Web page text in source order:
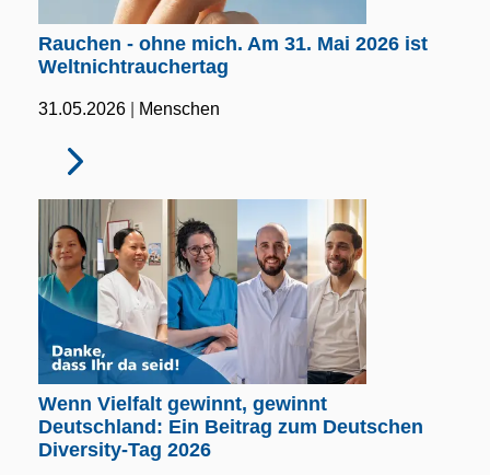
Rauchen - ohne mich. Am 31. Mai 2026 ist
Weltnichtrauchertag
31.05.2026 Menschen
Wenn Vielfalt gewinnt, gewinnt
Deutschland: Ein Beitrag zum Deutschen
Diversity-Tag 2026